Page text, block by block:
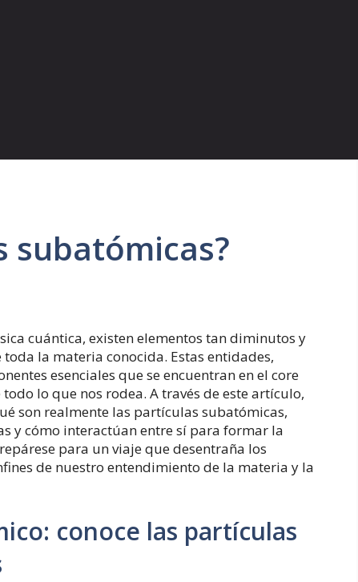
subatómicas?
cuántica, existen elementos tan diminutos y
la materia conocida. Estas entidades,
esenciales que se encuentran en el core
lo que nos rodea. A través de este artículo,
son realmente las partículas subatómicas,
y cómo interactúan entre sí para formar la
para un viaje que desentraña los
de nuestro entendimiento de la materia y la
conoce las partículas